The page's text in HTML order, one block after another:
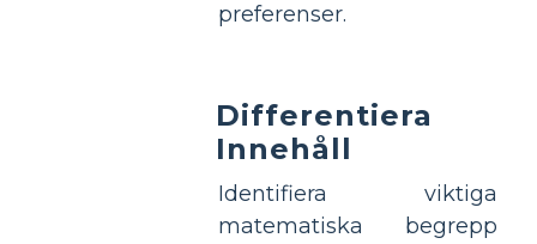
preferenser.
Differentiera
Innehåll
Identifiera viktiga
matematiska begrepp